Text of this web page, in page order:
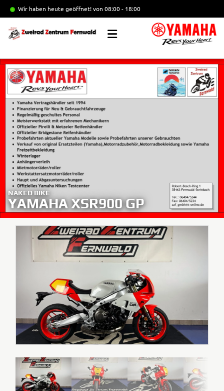
Wir haben heute geöffnet!von 08:00 - 18:00
NAKED BIKE
YAMAHA XSR900 GP